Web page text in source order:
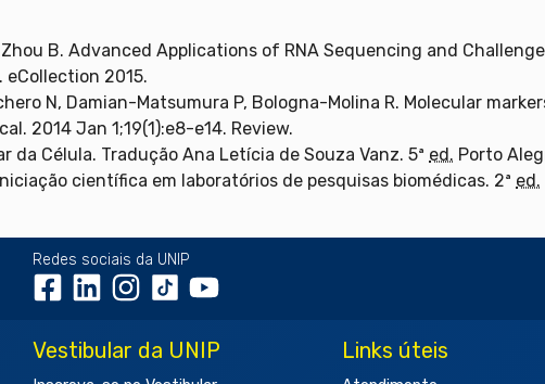
Zhou B. Advanced Applications of RNA Sequencing and
eCollection 2015.
N, Damian-Matsumura P, Bologna-Molina R. Molecular
2014 Jan 1;19(1):e8-e14. Review.
da Célula. Tradução Ana Letícia de Souza Vanz. 5ª ed. Porto
científica em laboratórios de pesquisas biomédicas. 2ª ed.
Redes sociais da UNIP
Vestibular da UNIP Links úteis